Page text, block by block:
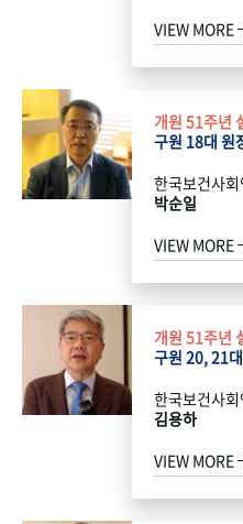
VIEW MORE
개원 51주년
구원 18대 원
한국보건사
박순일
VIEW MORE
개원 51주년
구원 20, 21
한국보건사
김용하
VIEW MORE